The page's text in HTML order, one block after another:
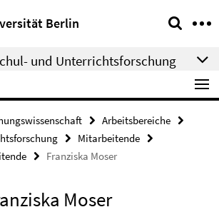
Berlin
und Unterrichtsforschung
Arbeitsbereiche
Mitarbeitende
Franziska Moser
Moser